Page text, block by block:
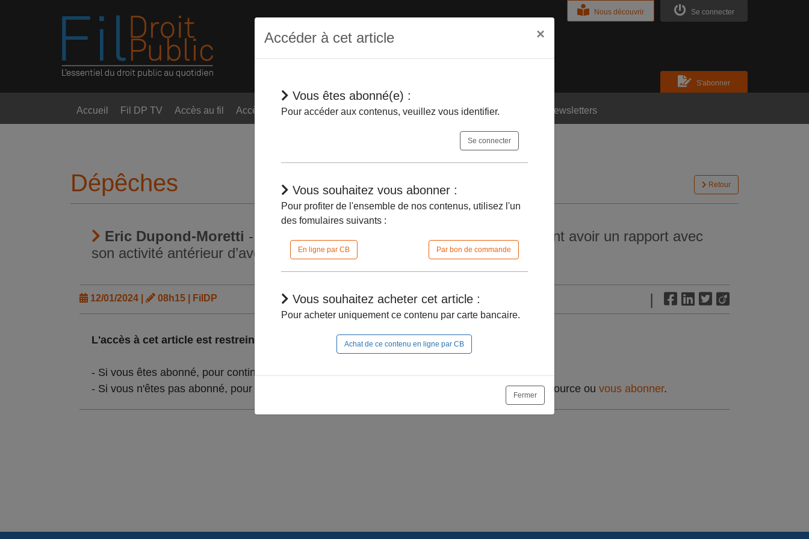
Se connecter
Nous découvrir
S'abonner
Accueil Fil DP TV Accès au fil Accès thématique Dépêches Jurisprudences En bref Newsletters
Dépêches Retour
Eric Dupond-Moretti - Un décret le décharge de tous les actes pouvant avoir un rapport avec
son activité antérieur d’avocat
12/01/2024 | 08h15 | FilDP |
L'accès à cet article est restreint :
- Si vous êtes abonné, pour continuer à naviguer dans le site, vous devezvous connecter;
- Si vous n'êtes pas abonné, pour lire la suite, vous pouvez
et son document source ou vous abonner.
Accéder à cet article ×
Vous êtes abonné(e) :
Pour accéder aux contenus, veuillez vous identifier.
Se connecter
Vous souhaitez vous abonner :
Pour profiter de l'ensemble de nos contenus, utilisez l'un
des fomulaires suivants :
En ligne par CB Par bon de commande
Vous souhaitez acheter cet article :
Pour acheter uniquement ce contenu par carte bancaire.
Achat de ce contenu en ligne par CB
Fermer